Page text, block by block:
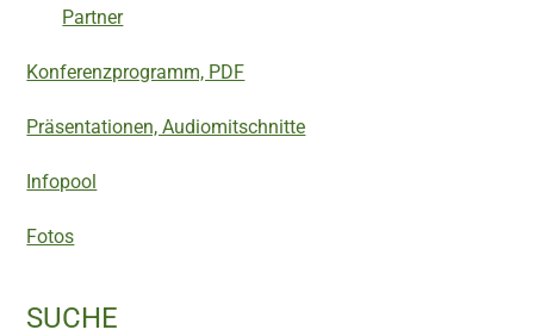
Partner
Konferenzprogramm, PDF
Präsentationen, Audiomitschnitte
Infopool
Fotos
SUCHE